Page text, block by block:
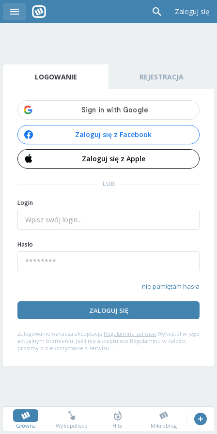
Zaloguj się
LOGOWANIE REJESTRACJA
Zaloguj się z Facebook
Zaloguj się z Apple
LUB
Login
Hasło
nie pamiętam hasła
ZALOGUJ SIĘ
Zalogowanie oznacza akceptację Regulaminu serwisu Wykop.pl w jego
aktualnym brzmieniu. Jeśli nie akceptujesz Regulaminu w całości,
prosimy o niekorzystanie z serwisu.
Główna Wykopalisko Hity Mikroblog